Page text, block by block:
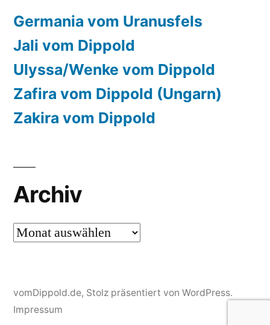
Germania vom Uranusfels
Jali vom Dippold
Ulyssa/Wenke vom Dippold
Zafira vom Dippold (Ungarn)
Zakira vom Dippold
Archiv
Archiv
vomDippold.de, Stolz präsentiert von WordPress.
Impressum